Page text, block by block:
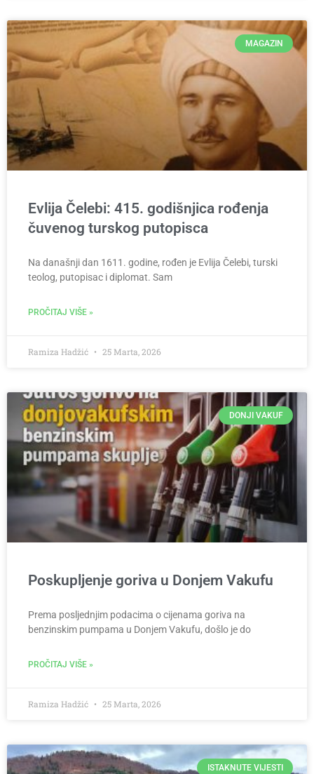
MAGAZIN
Evlija Čelebi: 415. godišnjica rođenja
čuvenog turskog putopisca
Na današnji dan 1611. godine, rođen je Evlija Čelebi, turski
teolog, putopisac i diplomat. Sam
PROČITAJ VIŠE »
Ramiza Hadžić 25 Marta, 2026
DONJI VAKUF
Poskupljenje goriva u Donjem Vakufu
Prema posljednjim podacima o cijenama goriva na
benzinskim pumpama u Donjem Vakufu, došlo je do
PROČITAJ VIŠE »
Ramiza Hadžić 25 Marta, 2026
ISTAKNUTE VIJESTI